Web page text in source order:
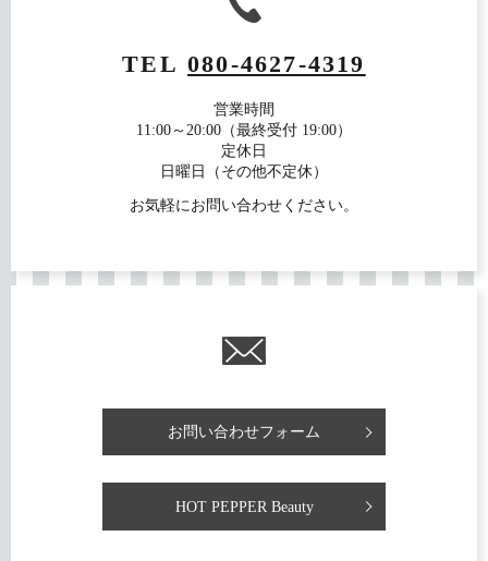
TEL080-4627-4319
営業時間
11:00～20:00（最終受付 19:00）
定休日
日曜日（その他不定休）
お気軽にお問い合わせください。
お問い合わせフォーム
HOT PEPPER Beauty